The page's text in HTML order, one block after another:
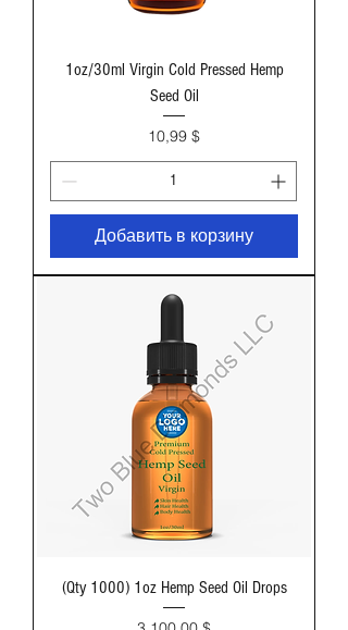
1oz/30ml Virgin Cold Pressed Hemp
Seed Oil
Цена
10,99 $
Добавить в корзину
(Qty 1000) 1oz Hemp Seed Oil Drops